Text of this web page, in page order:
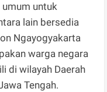
untuk
lain bersedia
Ngayogyakarta
warga negara
di wilayah Daerah
Tengah.